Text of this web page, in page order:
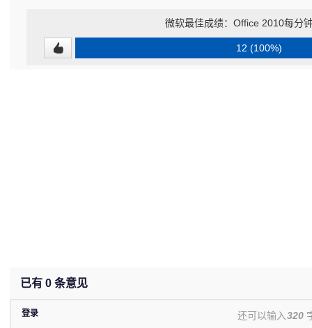
微软最佳成绩：Office 2010每分
12 (100%)
已有 0 条意见
登录 还可以输入320